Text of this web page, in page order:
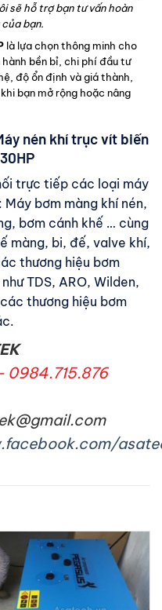
sẽ hỗ trợ bạn tư vấn hoàn
bạn.
là lựa chọn thông minh cho
bền bỉ, chi phí đầu tư
độ ổn định và giá thành,
bạn mở rộng hoặc nâng
nén khí trục vít biến
trực tiếp các loại máy
bơm màng khí nén,
bơm cánh khế … cùng
màng, bi, đế, valve khí,
thương hiệu bơm
TDS, ARO, Wilden,
thương hiệu bơm
0984.715.876